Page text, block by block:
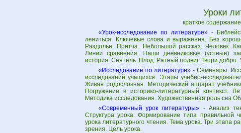
Уроки
краткое
«Урок-исследование по литературе»-
лениться. Ключевые слова и выражения. Без
Раздолье. Притча. Небольшой рассказ. Человек.
Линии сравнения. Наши дневниковые (устные)
история. Сеятель. Плод. Ратный подвиг. Твори добро.
«Исследование по литературе»- Семинары.
исследований учащихся. Этапы учебно-
Живая родословная. Методический аппарат
Погружение в историко-литературный контекст.
Методика исследования. Художественная роль сна
«Современный урок литературы» - Анализ
Структура урока. Формирование типа правильной
урока литературного чтения. Тема урока. Три этапа
зрения. Цель урока.